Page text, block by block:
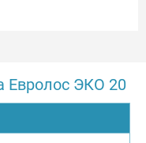
Евролос ЭКО 20